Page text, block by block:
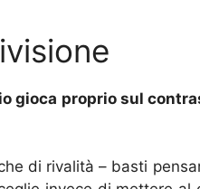
gioca proprio sul
di rivalità – basti